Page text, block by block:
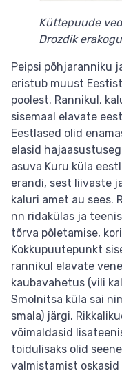
Küttepuude
Drozdik erakogu
Peipsi põhjaranniku
eristub muust
poolest. Rannikul,
sisemaal elavate
Eestlased olid
elasid
asuva Kuru küla
erandi, sest liivaste
kaluri amet au sees.
nn ridakülas ja
tõrva põletamise,
Kokkupuutepunkt
rannikul elavate
kaubavahetus (vili
Smolnitsa küla sai
smala) järgi.
võimaldasid
toidulisaks olid
valmistamist